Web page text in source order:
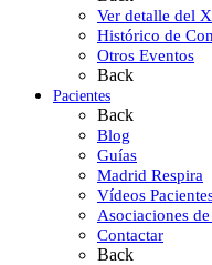
Ver detalle del
Histórico de
Otros Eventos
Back
Pacientes
Back
Blog
Guías
Madrid Respira
Vídeos
Asociaciones
Contactar
Back